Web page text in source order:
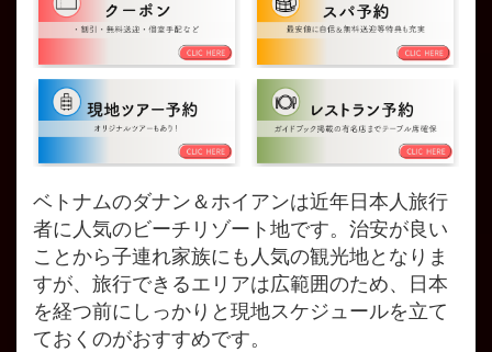
ベトナムのダナン＆ホイアンは近年日本人旅行
者に人気のビーチリゾート地です。治安が良い
ことから子連れ家族にも人気の観光地となりま
すが、旅行できるエリアは広範囲のため、日本
を経つ前にしっかりと現地スケジュールを立て
ておくのがおすすめです。